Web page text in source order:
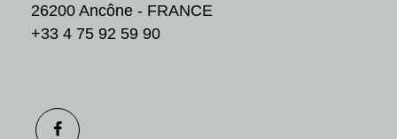
26200 Ancône - FRANCE
+33 4 75 92 59 90